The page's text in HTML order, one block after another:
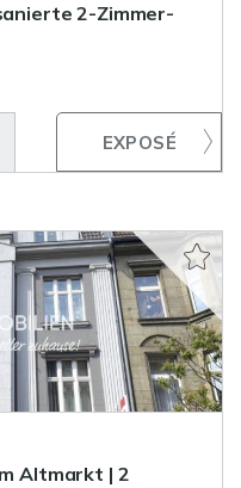
2-Zimmer-
Altmarkt | 2